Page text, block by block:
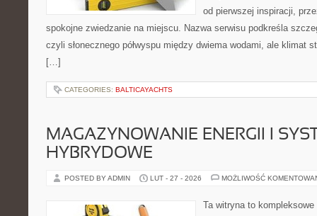
od pierwszej inspiracji,
spokojne zwiedzanie na miejscu. Nazwa serwisu podkreśla
czyli słonecznego półwyspu między dwiema wodami, ale klimat
[…]
CATEGORIES: BALTICAYACHTS
MAGAZYNOWANIE ENERGII I
HYBRYDOWE
POSTED BY ADMIN LUT - 27 - 2026 MOŻLIWOŚĆ
Ta witryna to